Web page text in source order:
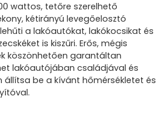
wattos, tetőre szerelhető
kétirányú levegőelosztó
a lakóautókat, lakókocsikat és
is kiszűri. Erős, mégis
köszönhetően garantáltan
lakóautójában családjával és
állítsa be a kívánt hőmérsékletet és